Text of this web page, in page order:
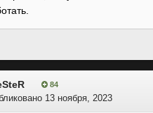
84
13 ноября, 2023